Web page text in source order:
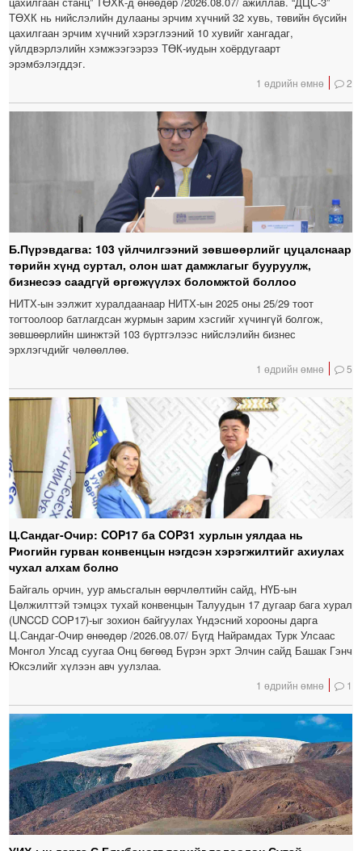
ТӨХК нь нийслэлийн дулааны эрчим хүчний 32 хувь, төвийн бүсийн
цахилгаан эрчим хүчний хэрэглээний 10 хувийг хангадаг,
үйлдвэрлэлийн хэмжээгээрээ ТӨК-иудын хоёрдугаарт
эрэмбэлэгддэг.
1 өдрийн өмнө 2
Б.Пүрэвдагва: 103 үйлчилгээний зөвшөөрлийг цуцалснаар
төрийн хүнд суртал, олон шат дамжлагыг бууруулж,
бизнесээ саадгүй өргөжүүлэх боломжтой боллоо
НИТХ-ын ээлжит хуралдаанаар НИТХ-ын 2025 оны 25/29 тоот
тогтоолоор батлагдсан журмын зарим хэсгийг хүчингүй болгож,
зөвшөөрлийн шинжтэй 103 бүртгэлээс нийслэлийн бизнес
эрхлэгчдийг чөлөөллөө.
1 өдрийн өмнө 5
Ц.Сандаг-Очир: COP17 ба COP31 хурлын уялдаа нь
Риогийн гурван конвенцын нэгдсэн хэрэгжилтийг ахиулах
чухал алхам болно
Байгаль орчин, уур амьсгалын өөрчлөлтийн сайд, НҮБ-ын
Цөлжилттэй тэмцэх тухай конвенцын Талуудын 17 дугаар бага хурал
(UNCCD COP17)-ыг зохион байгуулах Үндэсний хорооны дарга
Ц.Сандаг-Очир өнөөдөр /2026.08.07/ Бүгд Найрамдах Турк Улсаас
Монгол Улсад суугаа Онц бөгөөд Бүрэн эрхт Элчин сайд Башак Гэнч
Юксэлийг хүлээн авч уулзлаа.
1 өдрийн өмнө 1